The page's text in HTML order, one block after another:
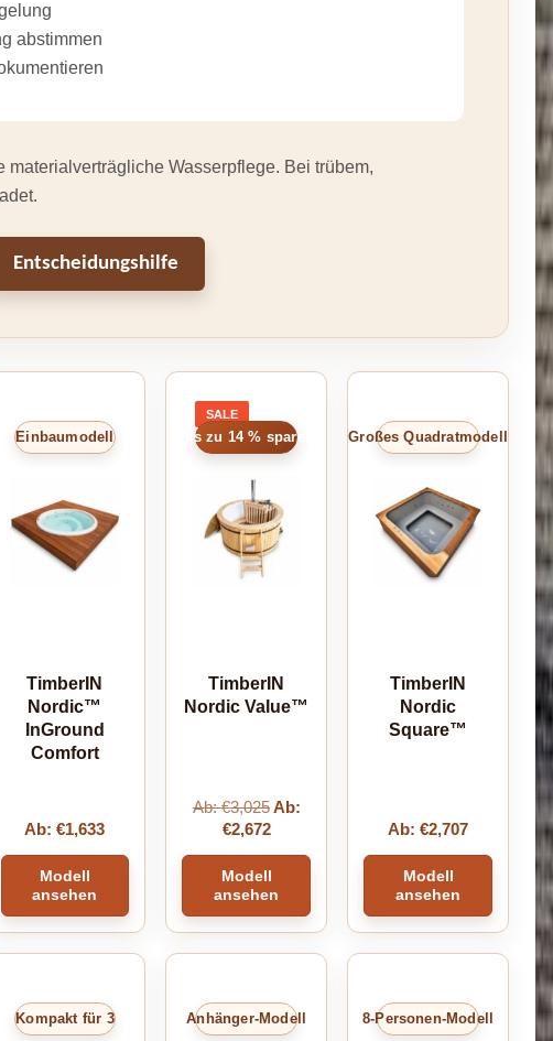
abstimmen
Wasserpflege. Bei trübem,
Entscheidungshilfe
Einbaumodell
TimberIN
Nordic™
InGround
Comfort
Ab:€1,633
Modell
ansehen
SALEPRODUCT
ON
Bis zu 14 % sparen
TimberIN
Nordic Value™
Ab:€3,025Ab:
€2,672
Modell
ansehen
Großes Quadratmodell
TimberIN
Nordic
Square™
Ab:€2,707
Modell
ansehen
Kompakt für 3 Anhänger-Modell 8-Personen-Modell